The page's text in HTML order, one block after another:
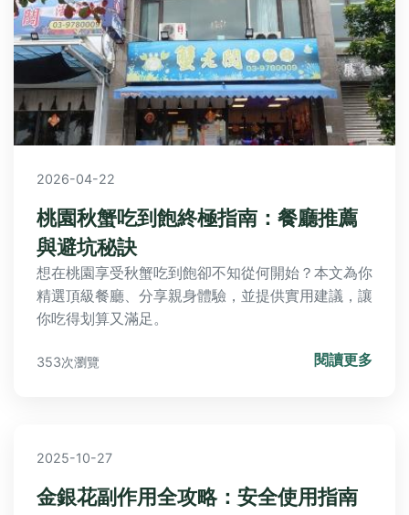
2026-04-22
桃園秋蟹吃到飽終極指南：餐廳推薦
與避坑秘訣
想在桃園享受秋蟹吃到飽卻不知從何開始？本文為你
精選頂級餐廳、分享親身體驗，並提供實用建議，讓
你吃得划算又滿足。
353次瀏覽 閱讀更多
2025-10-27
金銀花副作用全攻略：安全使用指南